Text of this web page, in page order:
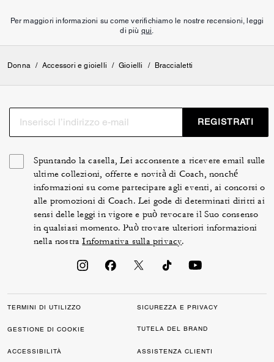
Per maggiori informazioni su come verifichiamo le nostre recensioni, leggi
di più qui
Donna / Accessori e gioielli / Gioielli / Braccialetti
REGISTRATI
Spuntando la casella, Lei acconsente a ricevere email sulle
ultime collezioni, offerte e novità di Coach, nonché
informazioni su come partecipare agli eventi, ai concorsi o
alle promozioni di Coach. Lei gode di determinati diritti ai
sensi delle leggi in vigore e può revocare il Suo consenso
in qualsiasi momento. Può trovare ulteriori informazioni
nella nostraInformativa sulla privacy.
TERMINI DI UTILIZZO SICUREZZA E PRIVACY
GESTIONE DI COOKIE TUTELA DEL BRAND
ACCESSIBILITÀ ASSISTENZA CLIENTI